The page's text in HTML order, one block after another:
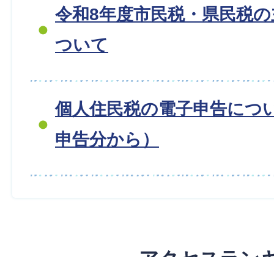
令和8年度市民税・県民税
ついて
個人住民税の電子申告につ
申告分から）